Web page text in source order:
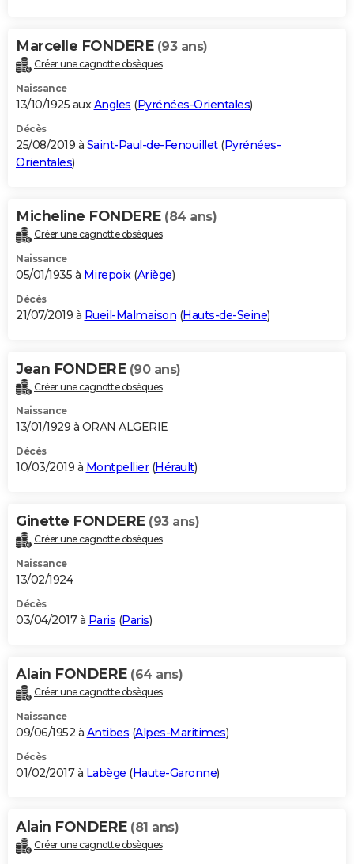
Marcelle FONDERE (93 ans)
Créer une cagnotte obsèques
Naissance
13/10/1925 auxAngles (Pyrénées-Orientales)
Décès
25/08/2019 à Saint-Paul-de-Fenouillet(Pyrénées-
Orientales)
Micheline FONDERE (84 ans)
Créer une cagnotte obsèques
Naissance
05/01/1935 à Mirepoix (Ariège)
Décès
21/07/2019 à Rueil-Malmaison (Hauts-de-Seine)
Jean FONDERE (90 ans)
Créer une cagnotte obsèques
Naissance
13/01/1929 à ORAN ALGERIE
Décès
10/03/2019 à Montpellier(Hérault)
Ginette FONDERE (93 ans)
Créer une cagnotte obsèques
Naissance
13/02/1924
Décès
03/04/2017 à Paris (Paris)
Alain FONDERE (64 ans)
Créer une cagnotte obsèques
Naissance
09/06/1952 à Antibes (Alpes-Maritimes)
Décès
01/02/2017 à Labège (Haute-Garonne)
Alain FONDERE (81 ans)
Créer une cagnotte obsèques